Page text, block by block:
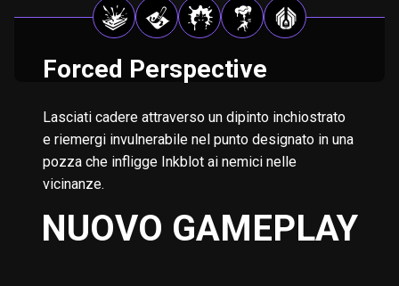
Forced Perspective
Lasciati cadere attraverso un dipinto inchiostrato
e riemergi invulnerabile nel punto designato in una
pozza che infligge Inkblot ai nemici nelle
vicinanze.
NUOVO GAMEPLAY